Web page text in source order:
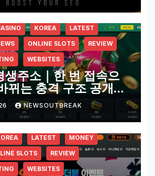
KOREA LATEST
ONLINE SLOTS REVIEW
WEBSITES
생주소｜한 번 접속으
뀌는 충격 구조 공개…
토 실체 리뷰
NEWSOUTBREAK
LATEST MONEY
SLOTS REVIEW
WEBSITES